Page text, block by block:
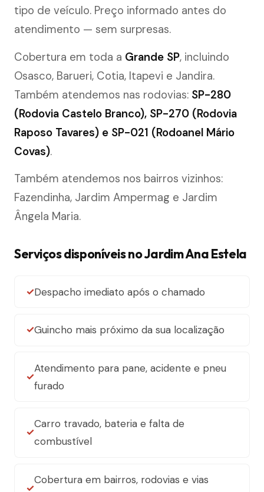
tipo de veículo. Preço informado antes do
atendimento — sem surpresas.
Cobertura em toda a Grande SP, incluindo
Osasco, Barueri, Cotia, Itapevi e Jandira.
Também atendemos nas rodovias: SP-280
(Rodovia Castelo Branco), SP-270 (Rodovia
Raposo Tavares) e SP-021 (Rodoanel Mário
Covas).
Também atendemos nos bairros vizinhos:
Fazendinha, Jardim Ampermag e Jardim
Ângela Maria.
Serviços disponíveis no Jardim Ana Estela
Despacho imediato após o chamado
Guincho mais próximo da sua localização
Atendimento para pane, acidente e pneu
furado
Carro travado, bateria e falta de
combustível
Cobertura em bairros, rodovias e vias